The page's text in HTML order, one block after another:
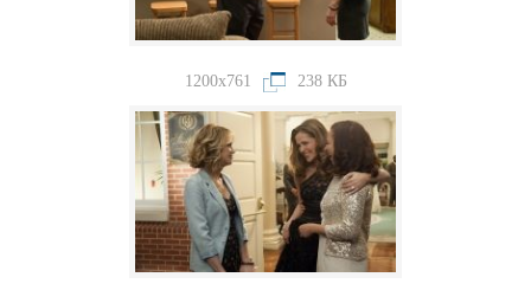
1200x761 238 КБ